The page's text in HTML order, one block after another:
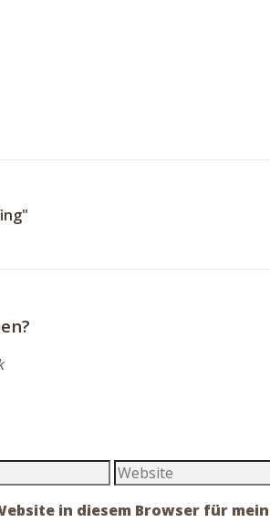
in diesem Browser für